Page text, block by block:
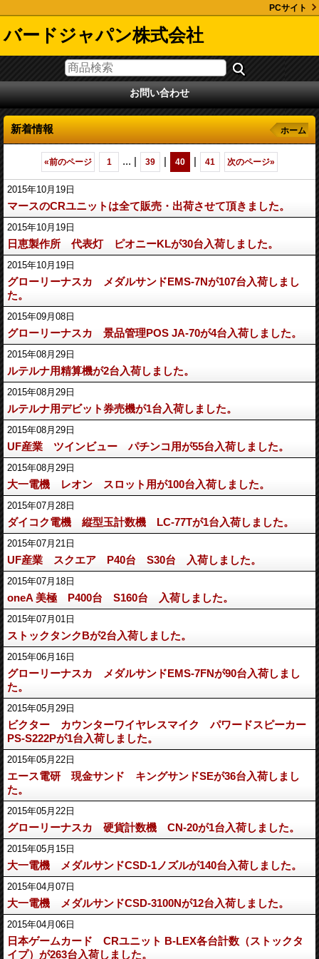
PCサイト
バードジャパン株式会社
お問い合わせ
新着情報 ホーム
«前のページ 1 ... | 39 | 40 | 41 次のページ»
2015年10月19日
マースのCRユニットは全て販売・出荷させて頂きました。
2015年10月19日
日恵製作所 代表灯 ピオニーKLが30台入荷しました。
2015年10月19日
グローリーナスカ メダルサンドEMS-7Nが107台入荷しまし
た。
2015年09月08日
グローリーナスカ 景品管理POS JA-70が4台入荷しました。
2015年08月29日
ルテルナ用精算機が2台入荷しました。
2015年08月29日
ルテルナ用デビット券売機が1台入荷しました。
2015年08月29日
UF産業 ツインビュー パチンコ用が55台入荷しました。
2015年08月29日
大一電機 レオン スロット用が100台入荷しました。
2015年07月28日
ダイコク電機 縦型玉計数機 LC-77Tが1台入荷しました。
2015年07月21日
UF産業 スクエア P40台 S30台 入荷しました。
2015年07月18日
oneA 美極 P400台 S160台 入荷しました。
2015年07月01日
ストックタンクBが2台入荷しました。
2015年06月16日
グローリーナスカ メダルサンドEMS-7FNが90台入荷しまし
た。
2015年05月29日
ビクター カウンターワイヤレスマイク パワードスピーカー
PS-S222Pが1台入荷しました。
2015年05月22日
エース電研 現金サンド キングサンドSEが36台入荷しまし
た。
2015年05月22日
グローリーナスカ 硬貨計数機 CN-20が1台入荷しました。
2015年05月15日
大一電機 メダルサンドCSD-1ノズルが140台入荷しました。
2015年04月07日
大一電機 メダルサンドCSD-3100Nが12台入荷しました。
2015年04月06日
日本ゲームカード CRユニット B-LEX各台計数（ストックタ
イプ）が263台入荷しました。